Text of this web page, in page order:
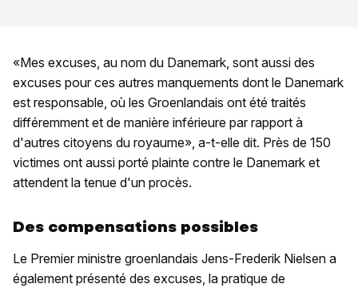
«Mes excuses, au nom du Danemark, sont aussi des
excuses pour ces autres manquements dont le Danemark
est responsable, où les Groenlandais ont été traités
différemment et de manière inférieure par rapport à
d'autres citoyens du royaume», a-t-elle dit. Près de 150
victimes ont aussi porté plainte contre le Danemark et
attendent la tenue d'un procès.
Des compensations possibles
Le Premier ministre groenlandais Jens-Frederik Nielsen a
également présenté des excuses, la pratique de